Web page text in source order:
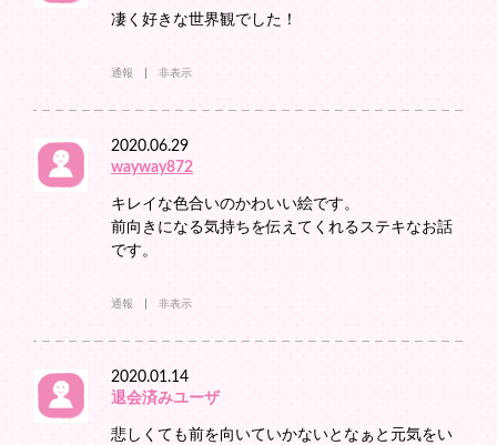
凄く好きな世界観でした！
通報 非表示
2020.06.29
wayway872
キレイな色合いのかわいい絵です。
前向きになる気持ちを伝えてくれるステキなお話
です。
通報 非表示
2020.01.14
退会済みユーザ
悲しくても前を向いていかないとなぁと元気をい